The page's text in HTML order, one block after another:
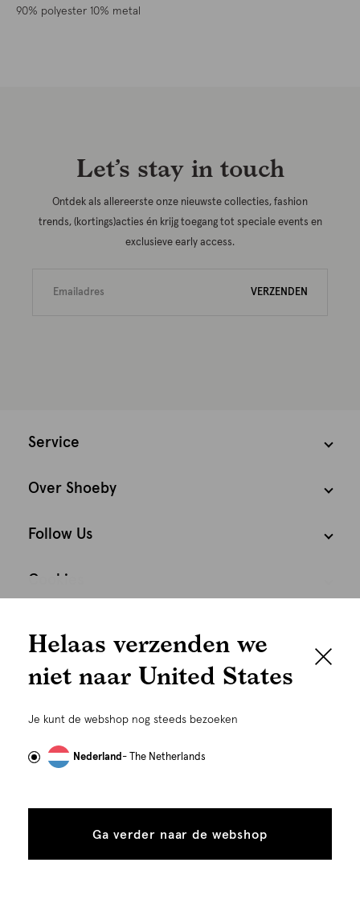
graag persoonlijk
gebruiken wij cookies en daarmee vergelijkbare
om advertenties te personaliseren...
tonen
toestaan
90% polyester 10% metal
Let’s stay in touch
Ontdek als allereerste onze nieuwste collecties, fashion
trends, (kortings)acties én krijg toegang tot speciale events en
exclusieve early access.
VERZENDEN
Service
Over Shoeby
Follow Us
Cookies
Helaas verzenden we
niet naar United States
Je kunt de webshop nog steeds bezoeken
Nederland- The Netherlands
Ga verder naar de webshop